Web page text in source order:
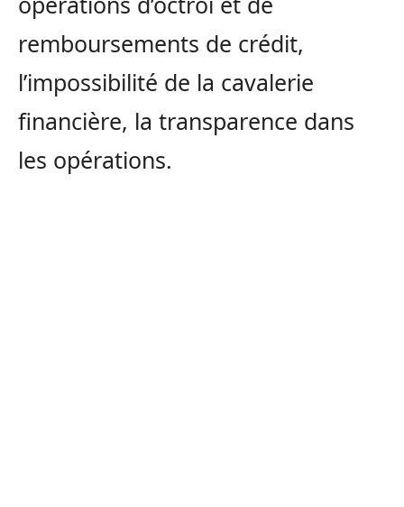
remboursements de crédit,
l’impossibilité de la cavalerie
financière, la transparence dans
les opérations.